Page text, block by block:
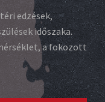
edzések,
időszaka.
a fokozott